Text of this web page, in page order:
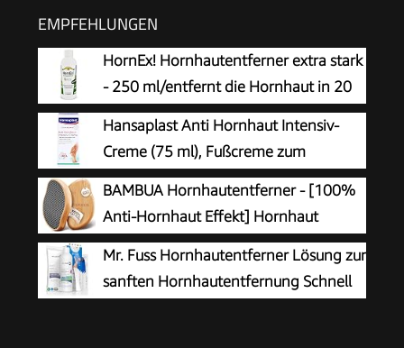
EMPFEHLUNGEN
HornEx! Hornhautentferner extra stark
- 250 ml/entfernt die Hornhaut in 20
Minuten
Hansaplast Anti Hornhaut Intensiv-
Creme (75 ml), Fußcreme zum
Hornhaut entfernen,
feuchtigkeitsspendende Hornhaut Creme pflegt
sehr trockene Haut mit Urea
BAMBUA Hornhautentferner - [100%
Anti-Hornhaut Effekt] Hornhaut
Entfernen Fuß - Zur Fußpflege für
schöne Füße - Effektives Nano Glas -
Professionelle Pediküre - Premium Bimsstein
Mr. Fuss Hornhautentferner Lösung zur
sanften Hornhautentfernung Schnell